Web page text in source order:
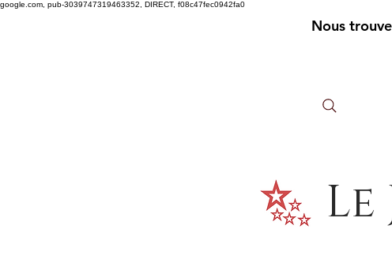
google.com, pub-3039747319463352, DIRECT, f08c47fec0942fa0
Nous